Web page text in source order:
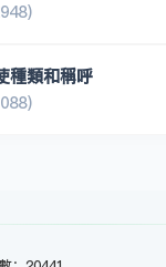
種類和稱呼